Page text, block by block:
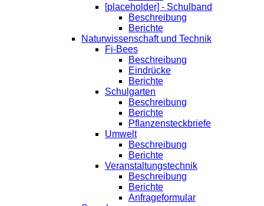
[placeholder] - Schulband
Beschreibung
Berichte
Naturwissenschaft und Technik
Fi-Bees
Beschreibung
Eindrücke
Berichte
Schulgarten
Beschreibung
Berichte
Pflanzensteckbriefe
Umwelt
Beschreibung
Berichte
Veranstaltungstechnik
Beschreibung
Berichte
Anfrageformular